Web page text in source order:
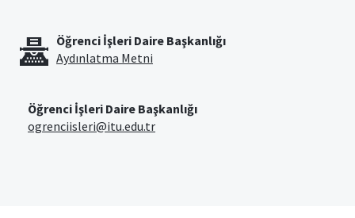
Öğrenci İşleri Daire Başkanlığı
Aydınlatma Metni
Öğrenci İşleri Daire Başkanlığı
ogrenciisleri@itu.edu.tr